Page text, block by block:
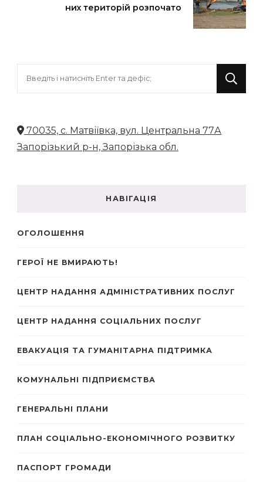
них територій розпочато
70035, с. Матвіївка, вул. Центральна 77А
Запорізький р-н, Запорізька обл.
НАВІГАЦІЯ
ОГОЛОШЕННЯ
ГЕРОЇ НЕ ВМИРАЮТЬ!
ЦЕНТР НАДАННЯ АДМІНІСТРАТИВНИХ ПОСЛУГ
ЦЕНТР НАДАННЯ СОЦІАЛЬНИХ ПОСЛУГ
ЕВАКУАЦІЯ ТА ГУМАНІТАРНА ПІДТРИМКА
КОМУНАЛЬНІ ПІДПРИЄМСТВА
ГЕНЕРАЛЬНІ ПЛАНИ
ПЛАН СОЦІАЛЬНО-ЕКОНОМІЧНОГО РОЗВИТКУ
ПАСПОРТ ГРОМАДИ